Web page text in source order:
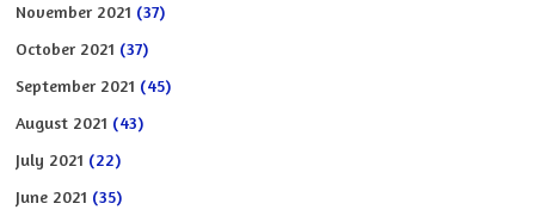
November 2021 (37)
October 2021 (37)
September 2021 (45)
August 2021 (43)
July 2021 (22)
June 2021 (35)